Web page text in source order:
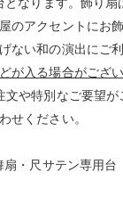
のアクセントにお
ない和の演出にご
が入る場合がござ
文や特別なご要望
せください。
・尺サテン専用台